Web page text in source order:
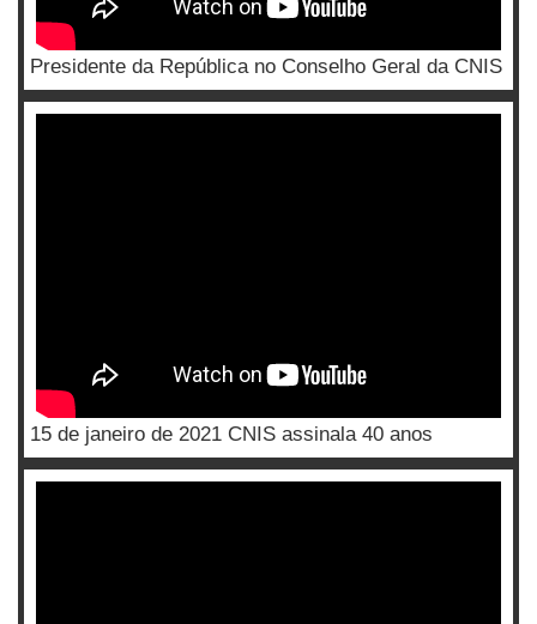
Presidente da República no Conselho Geral da CNIS
15 de janeiro de 2021 CNIS assinala 40 anos